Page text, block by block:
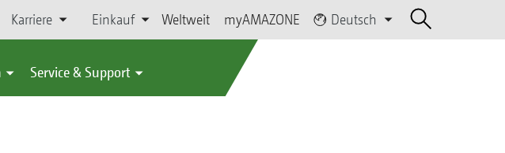
Karriere Einkauf Weltweit myAMAZONE Deutsch
Service & Support